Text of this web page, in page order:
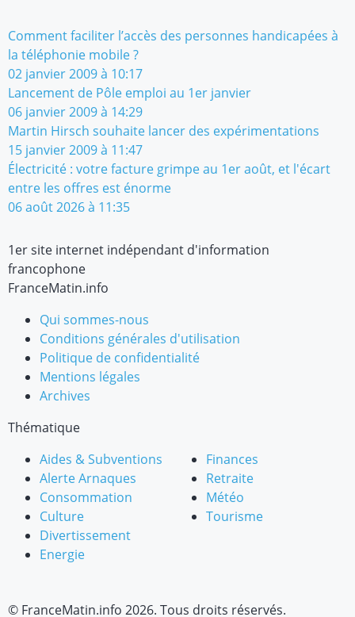
Comment faciliter l’accès des personnes handicapées à
la téléphonie mobile ?
02 janvier 2009 à 10:17
Lancement de Pôle emploi au 1er janvier
06 janvier 2009 à 14:29
Martin Hirsch souhaite lancer des expérimentations
15 janvier 2009 à 11:47
Électricité : votre facture grimpe au 1er août, et l'écart
entre les offres est énorme
06 août 2026 à 11:35
1er site internet indépendant d'information
francophone
FranceMatin.info
Qui sommes-nous
Conditions générales d'utilisation
Politique de confidentialité
Mentions légales
Archives
Thématique
Aides & Subventions
Alerte Arnaques
Consommation
Culture
Divertissement
Energie
Finances
Retraite
Météo
Tourisme
© FranceMatin.info 2026. Tous droits réservés.